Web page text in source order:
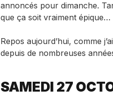
annoncés pour dimanche.
que ça soit vraiment épique…
Repos aujourd’hui, comme
depuis de nombreuses
SAMEDI 27